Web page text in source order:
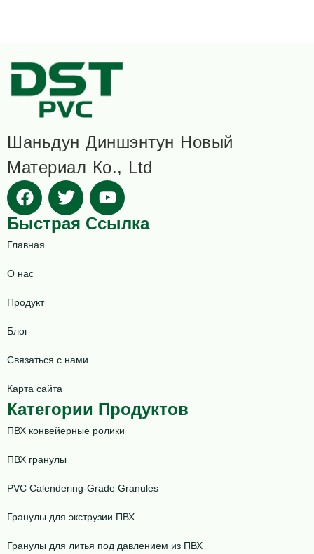
Шаньдун Диншэнтун Новый
Материал Ко., Ltd
Быстрая Ссылка
Главная
О нас
Продукт
Блог
Связаться с нами
Карта сайта
Категории Продуктов
ПВХ конвейерные ролики
ПВХ гранулы
PVC Calendering-Grade Granules
Гранулы для экструзии ПВХ
Гранулы для литья под давлением из ПВХ